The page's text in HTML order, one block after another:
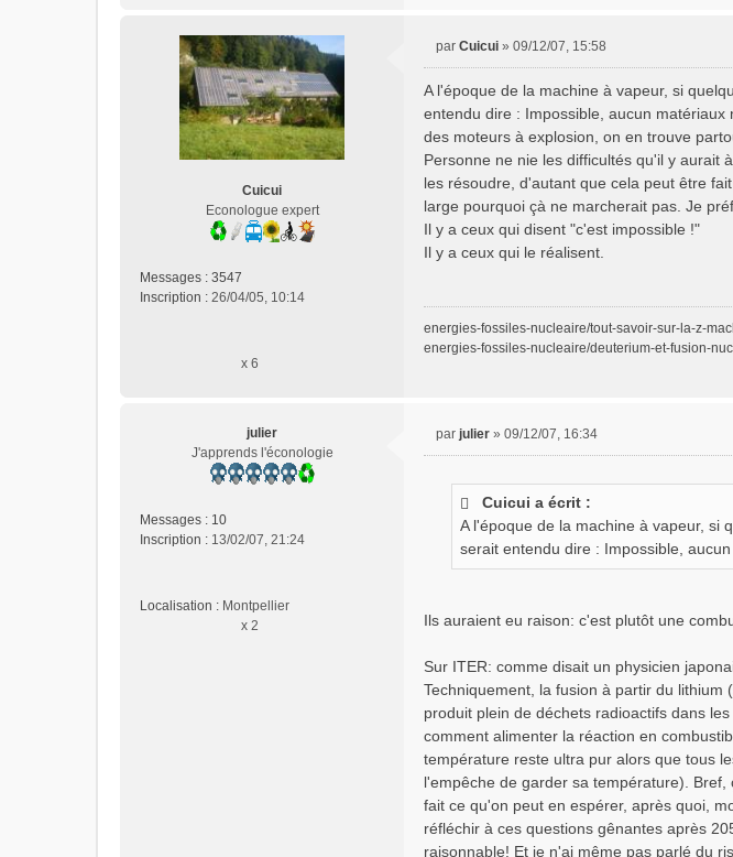
Cuicui
Econologue expert
Messages : 3547
Inscription : 26/04/05, 10:14
x 6
s
s
a
g
e
o
n
l
par Cuicui » 09/12/07, 15:58
A l'époque de la machine à vapeur, si
entendu dire : Impossible, aucun
des moteurs à explosion, on en trouve
Personne ne nie les difficultés qu'il y aurait
les résoudre, d'autant que cela peut être
large pourquoi çà ne marcherait pas. Je
Il y a ceux qui disent "c'est impossible !"
Il y a ceux qui le réalisent.
energies-fossiles-nucleaire/tout-savoir-sur-la-z-
energies-fossiles-nucleaire/deuterium-et-fusion-
julier
J'apprends l'éconologie
Messages : 10
Inscription : 13/02/07, 21:24
Localisation : Montpellier
x 2
n
u
par julier » 09/12/07, 16:34
Cuicui a écrit :
A l'époque de la machine à vapeur, si
serait entendu dire : Impossible,
Ils auraient eu raison: c'est plutôt une
Sur ITER: comme disait un physicien
Techniquement, la fusion à partir du
produit plein de déchets radioactifs dans
comment alimenter la réaction en
température reste ultra pur alors que tous
l'empêche de garder sa température).
fait ce qu'on peut en espérer, après quoi,
réfléchir à ces questions gênantes après
raisonnable! Et je n'ai même pas parlé du